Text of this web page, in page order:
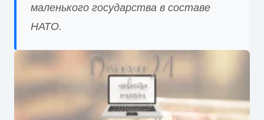
маленького государства в составе
НАТО.